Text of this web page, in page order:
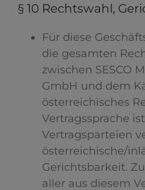
§ 10 Rechtswahl,
Für diese
die gesamten
zwischen SESCO
GmbH und dem
österreichisches
Vertragssprache
Vertragsparteien
österreichische/
Gerichtsbarkeit.
aller aus diesem